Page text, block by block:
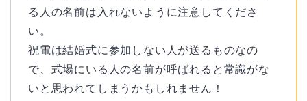
る人の名前は入れないように注意してくださ
い。
祝電は結婚式に参加しない人が送るものなの
で、式場にいる人の名前が呼ばれると常識がな
いと思われてしまうかもしれません！